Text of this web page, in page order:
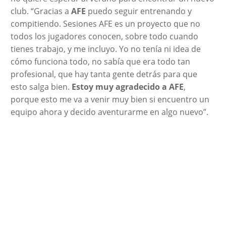
club. “Gracias a AFE puedo seguir entrenando y
compitiendo. Sesiones AFE es un proyecto que no
todos los jugadores conocen, sobre todo cuando
tienes trabajo, y me incluyo. Yo no tenía ni idea de
cómo funciona todo, no sabía que era todo tan
profesional, que hay tanta gente detrás para que
esto salga bien. Estoy muy agradecido a AFE,
porque esto me va a venir muy bien si encuentro un
equipo ahora y decido aventurarme en algo nuevo”.